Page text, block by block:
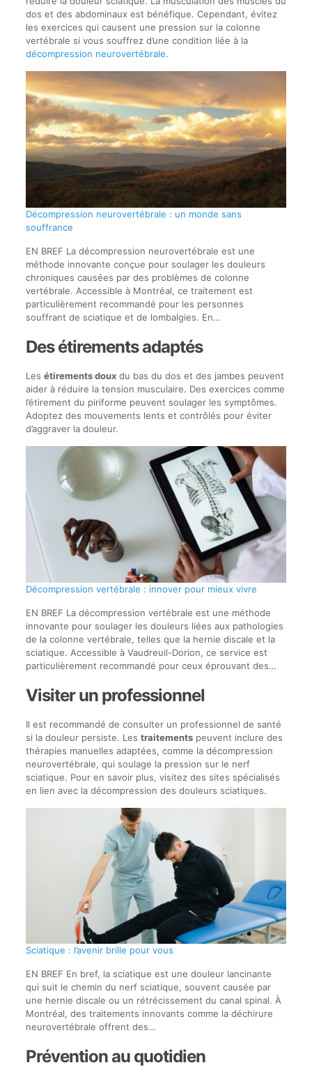
dos et des abdominaux est bénéfique. Cependant, évitez
les exercices qui causent une pression sur la colonne
vertébrale si vous souffrez d’une condition liée à la
décompression neurovertébrale.
Décompression neurovertébrale : un monde sans
souffrance
EN BREF La décompression neurovertébrale est une
méthode innovante conçue pour soulager les douleurs
chroniques causées par des problèmes de colonne
vertébrale. Accessible à Montréal, ce traitement est
particulièrement recommandé pour les personnes
souffrant de sciatique et de lombalgies. En…
Des étirements adaptés
Les étirements douxdu bas du dos et des jambes peuvent
aider à réduire la tension musculaire. Des exercices comme
l’étirement du piriforme peuvent soulager les symptômes.
Adoptez des mouvements lents et contrôlés pour éviter
d’aggraver la douleur.
Décompression vertébrale : innover pour mieux vivre
EN BREF La décompression vertébrale est une méthode
innovante pour soulager les douleurs liées aux pathologies
de la colonne vertébrale, telles que la hernie discale et la
sciatique. Accessible à Vaudreuil-Dorion, ce service est
particulièrement recommandé pour ceux éprouvant des…
Visiter un professionnel
Il est recommandé de consulter un professionnel de santé
si la douleur persiste. Les traitementspeuvent inclure des
thérapies manuelles adaptées, comme la décompression
neurovertébrale, qui soulage la pression sur le nerf
sciatique. Pour en savoir plus, visitez des sites spécialisés
en lien avec la décompression des douleurs sciatiques.
Sciatique : l’avenir brille pour vous
EN BREF En bref, la sciatique est une douleur lancinante
qui suit le chemin du nerf sciatique, souvent causée par
une hernie discale ou un rétrécissement du canal spinal. À
Montréal, des traitements innovants comme la déchirure
neurovertébrale offrent des…
Prévention au quotidien